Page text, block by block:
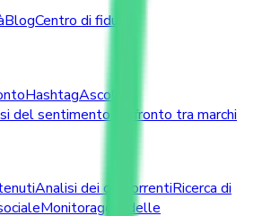
BlogCentro di fiducia
HashtagAscolto
del sentimento Confronto tra marchi
Analisi dei concorrentiRicerca di
Monitoraggio delle